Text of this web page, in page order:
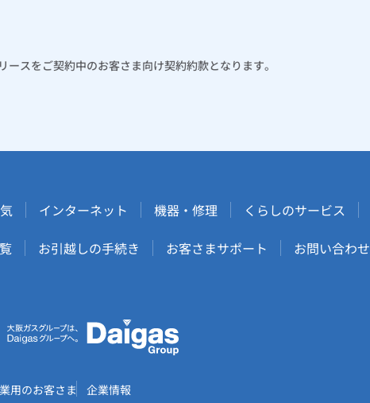
スをご契約中のお客さま向け契約約款となります。
インターネット 機器・修理 くらしのサービス
お引越しの手続き お客さまサポート お問い合わせ
用のお客さま 企業情報